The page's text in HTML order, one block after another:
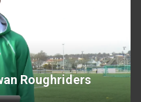
Roughriders